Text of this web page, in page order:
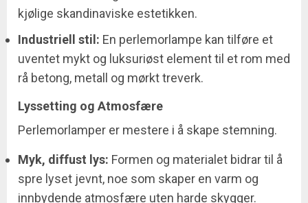
kjølige skandinaviske estetikken.
Industriell stil: En perlemorlampe kan tilføre et
uventet mykt og luksuriøst element til et rom med
rå betong, metall og mørkt treverk.
Lyssetting og Atmosfære
Perlemorlamper er mestere i å skape stemning.
Myk, diffust lys: Formen og materialet bidrar til å
spre lyset jevnt, noe som skaper en varm og
innbydende atmosfære uten harde skygger.